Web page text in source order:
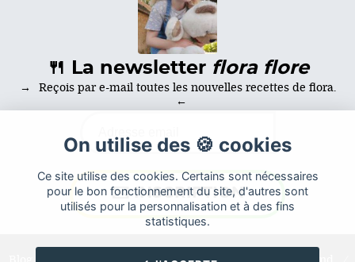
🍴 La newsletter flora flore
Reçois par e-mail toutes les nouvelles recettes de flora.
On utilise des 🍪 cookies
Ce site utilise des cookies. Certains sont nécessaires
pour le bon fonctionnement du site, d'autres sont
utilisés pour la personnalisation et à des fins
statistiques.